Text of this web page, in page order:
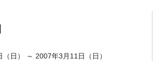
日） ～ 2007年3月11日（日）